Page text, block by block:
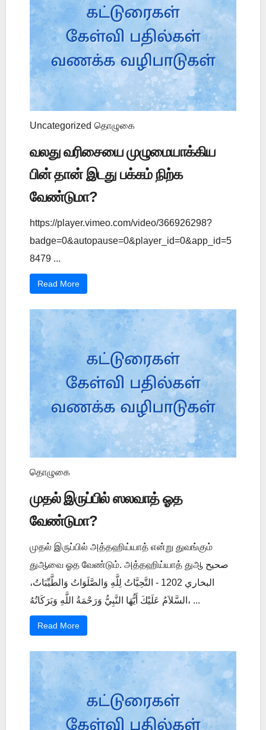
Uncategorized தொழுகை
வலது வரிசையை முழுமையாக்கிய
பின் தான் இடது பக்கம் நிற்க
வேண்டுமா?
https://player.vimeo.com/video/366926298?
badge=0&autopause=0&player_id=0&app_id=5
8479 ...
Read More
தொழுகை
முதல் இருப்பில் ஸலவாத் ஓத
வேண்டுமா?
முதல் இருப்பில் அத்தஹிய்யாத் என்று துவங்கும்
துஆவை ஓத வேண்டும். அத்தஹிய்யாத் துஆ صحيح
البخاري 1202 - التَّحِيَّاتُ لِلَّهِ وَالصَّلَوَاتُ وَالطَّيِّبَاتُ،
السَّلاَمُ عَلَيْكَ أَيُّهَا النَّبِيُّ وَرَحْمَةُ اللَّهِ وَبَرَكَاتُهُ، ...
Read More